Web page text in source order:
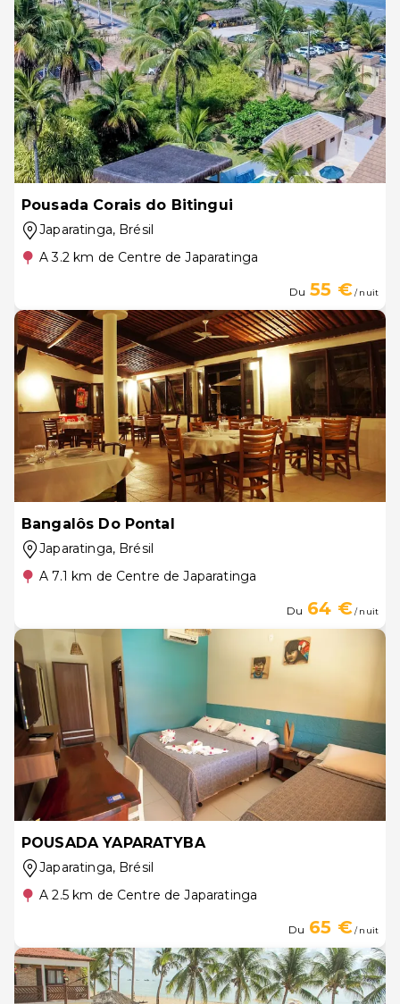
Pousada Corais do Bitingui
Japaratinga, Brésil
A 3.2 km de Centre de Japaratinga
Du 55 €/ nuit
Bangalôs Do Pontal
Japaratinga, Brésil
A 7.1 km de Centre de Japaratinga
Du 64 €/ nuit
POUSADA YAPARATYBA
Japaratinga, Brésil
A 2.5 km de Centre de Japaratinga
Du 65 €/ nuit